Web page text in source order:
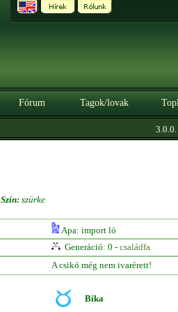
Fórum Tagok/lovak
3.0.0.
Szín: szürke
Apa: import ló
Generáció: 0 - családfa
A csikó még nem ivarérett!
Bika